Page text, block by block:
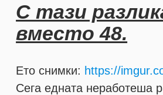
С тази
вместо 48.
Ето снимки: https://
Сега едната неработеша